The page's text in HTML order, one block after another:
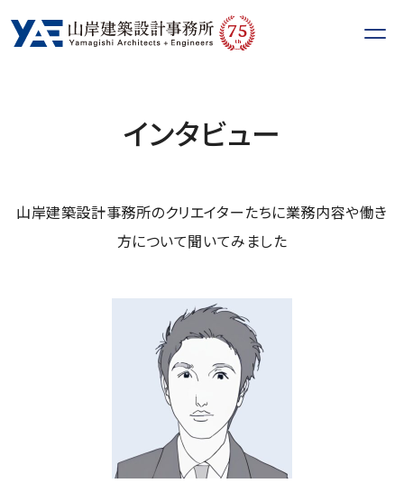
75
th
インタビュー
山岸建築設計事務所のクリエイターたちに業務内容や働き
方について聞いてみました